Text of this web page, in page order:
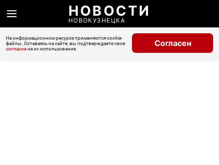
НОВОСТИ
НОВОКУЗНЕЦКА
На информационном ресурсе применяются cookie-
файлы. Оставаясь на сайте, вы подтверждаете свое
согласиена их использование.
Согласен